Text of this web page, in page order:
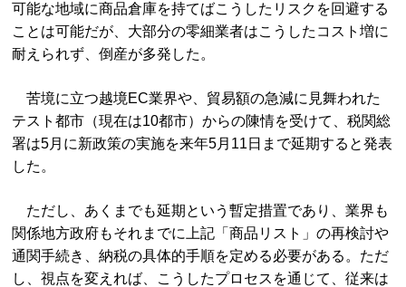
可能な地域に商品倉庫を持てばこうしたリスクを回避する
ことは可能だが、大部分の零細業者はこうしたコスト増に
耐えられず、倒産が多発した。
苦境に立つ越境EC業界や、貿易額の急減に見舞われた
テスト都市（現在は10都市）からの陳情を受けて、税関総
署は5月に新政策の実施を来年5月11日まで延期すると発表
した。
ただし、あくまでも延期という暫定措置であり、業界も
関係地方政府もそれまでに上記「商品リスト」の再検討や
通関手続き、納税の具体的手順を定める必要がある。ただ
し、視点を変えれば、こうしたプロセスを通じて、従来は